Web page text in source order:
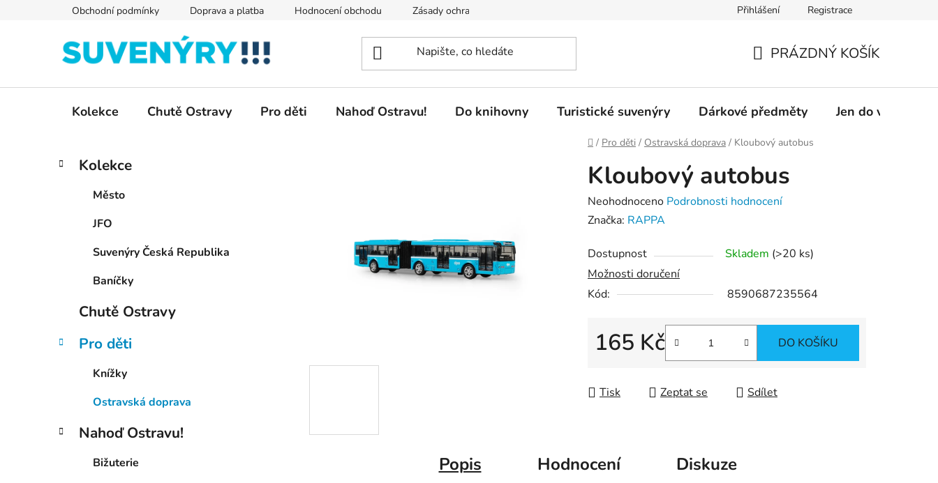
Obchodní podmínky Doprava a platba Hodnocení obchodu Zásady ochrany osobních údajů Přístupnost
Přihlášení Registrace
KOŠÍK
PRÁZDNÝ KOŠÍK
Kolekce Chutě Ostravy Pro děti Nahoď Ostravu! Do knihovny Turistické suvenýry Dárkové předměty Jen do vyprodání
Domů
/ Pro děti / Ostravská doprava / Kloubový autobus
P
a
Přeskočit
kategorie
K
a
Kolekce
Město
JFO
Suvenýry Česká Republika
Baníčky
Chutě Ostravy
Pro děti
Knížky
Ostravská doprava
Nahoď Ostravu!
Bižuterie
Kloubový autobus
Průměrné
hodnocení
je
0,0
z
hvězdiček.
Neohodnoceno Podrobnosti hodnocení
Značka: RAPPA
Dostupnost Skladem (>20 ks)
Možnosti doručení
Kód:
8590687235564
165 Kč DO KOŠÍKU
Tisk Zeptat se Sdílet
Popis Hodnocení Diskuze